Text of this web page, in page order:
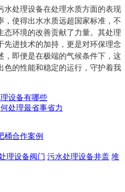
水处理设备在处理水质方面的表现
，使得出水水质远超国家标准，不
态环境的改善贡献了力量。其处理
先进技术的加持，更是对环保理念
，即便是在极端的气候条件下，这
色的性能和稳定的运行，守护着我
设备有哪些
处理最省事省力
桶合作案例
理设备阀门 污水处理设备井盖 堆